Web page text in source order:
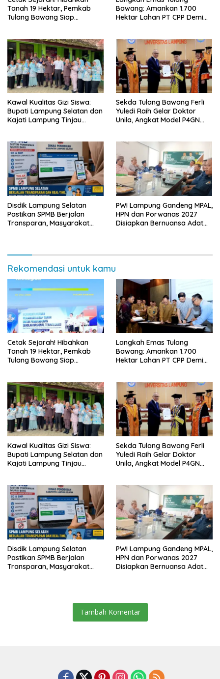
Tanah 19 Hektar, Pemkab
Tulang Bawang Siap
Lampung
Bawang: Amankan 1.700
Hektar Lahan PT CPP Demi
Kawal Kualitas Gizi Siswa:
Bupati Lampung Selatan dan
Kajati Lampung Tinjau
Sekda Tulang Bawang Ferli
Yuledi Raih Gelar Doktor
Unila, Angkat Model P4GN
Disdik Lampung Selatan
Pastikan SPMB Berjalan
Transparan, Masyarakat
PWI Lampung Gandeng MPAL,
HPN dan Porwanas 2027
Disiapkan Bernuansa Adat
Rekomendasi untuk kamu
Cetak Sejarah! Hibahkan
Tanah 19 Hektar, Pemkab
Tulang Bawang Siap
Lampung
Langkah Emas Tulang
Bawang: Amankan 1.700
Hektar Lahan PT CPP Demi
Kawal Kualitas Gizi Siswa:
Bupati Lampung Selatan dan
Kajati Lampung Tinjau
Sekda Tulang Bawang Ferli
Yuledi Raih Gelar Doktor
Unila, Angkat Model P4GN
Disdik Lampung Selatan
Pastikan SPMB Berjalan
Transparan, Masyarakat
PWI Lampung Gandeng MPAL,
HPN dan Porwanas 2027
Disiapkan Bernuansa Adat
Tambah Komentar